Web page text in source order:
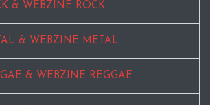
& WEBZINE ROCK
& WEBZINE METAL
& WEBZINE REGGAE